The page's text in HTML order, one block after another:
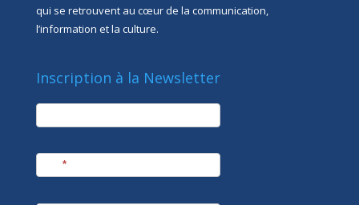
qui se retrouvent au cœur de la communication,
l’information et la culture.
Inscription à la Newsletter
newsletter
*